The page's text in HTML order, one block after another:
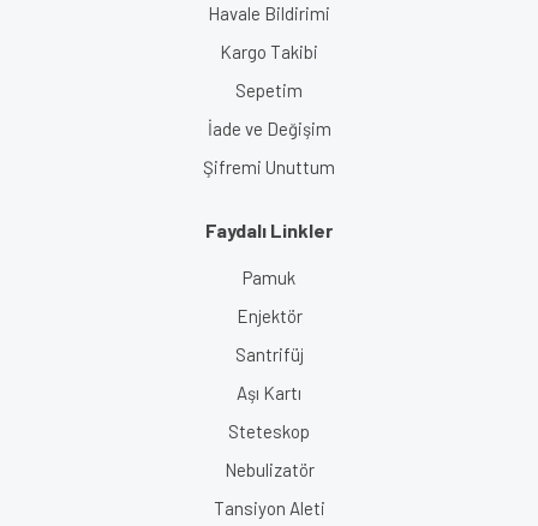
Havale Bildirimi
Kargo Takibi
Sepetim
İade ve Değişim
Şifremi Unuttum
Faydalı Linkler
Pamuk
Enjektör
Santrifüj
Aşı Kartı
Steteskop
Nebulizatör
Tansiyon Aleti